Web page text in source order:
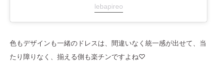
lebapireo
色もデザインも一緒のドレスは、間違いなく統一感が出せて、当
たり障りなく、揃える側も楽チンですよね♡